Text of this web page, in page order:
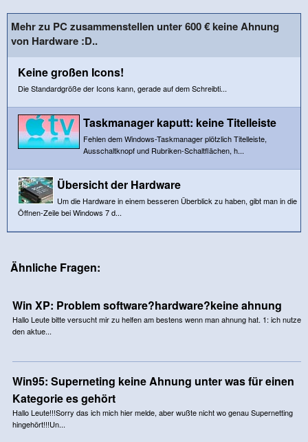
Mehr zu PC zusammenstellen unter 600 € keine Ahnung
von Hardware :D..
Keine großen Icons!
Die Standardgröße der Icons kann, gerade auf dem Schreibti...
Taskmanager kaputt: keine Titelleiste
Fehlen dem Windows-Taskmanager plötzlich Titelleiste,
Ausschaltknopf und Rubriken-Schaltflächen, h...
Übersicht der Hardware
Um die Hardware in einem besseren Überblick zu haben, gibt man in die
Öffnen-Zeile bei Windows 7 d...
Ähnliche Fragen:
Win XP: Problem software?hardware?keine ahnung
Hallo Leute bitte versucht mir zu helfen am bestens wenn man ahnung hat. 1: ich nutze
den aktue...
Win95: Superneting keine Ahnung unter was für einen
Kategorie es gehört
Hallo Leute!!!Sorry das ich mich hier melde, aber wußte nicht wo genau Supernetting
hingehört!!!Un...